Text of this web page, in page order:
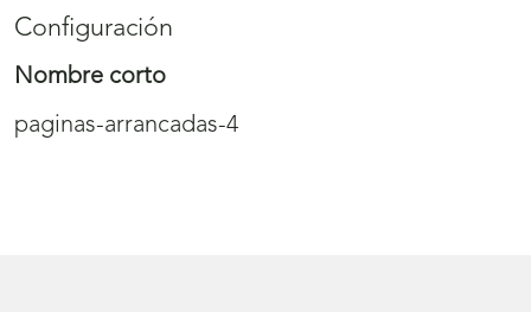
Configuración
Nombre corto
paginas-arrancadas-4